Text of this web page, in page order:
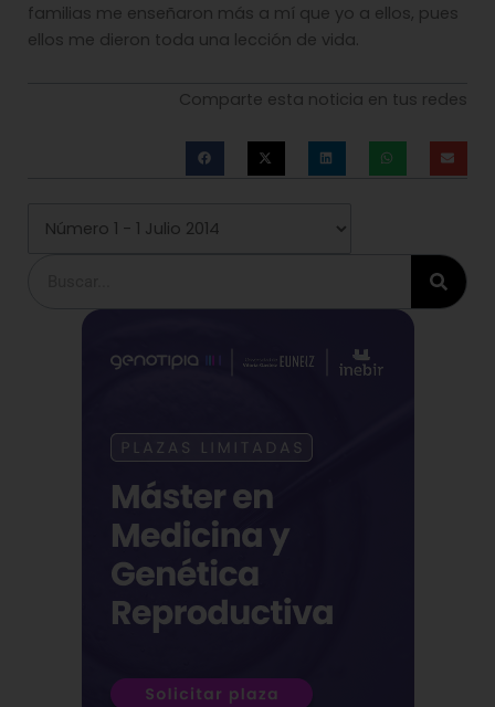
familias me enseñaron más a mí que yo a ellos, pues
ellos me dieron toda una lección de vida.
Comparte esta noticia en tus redes